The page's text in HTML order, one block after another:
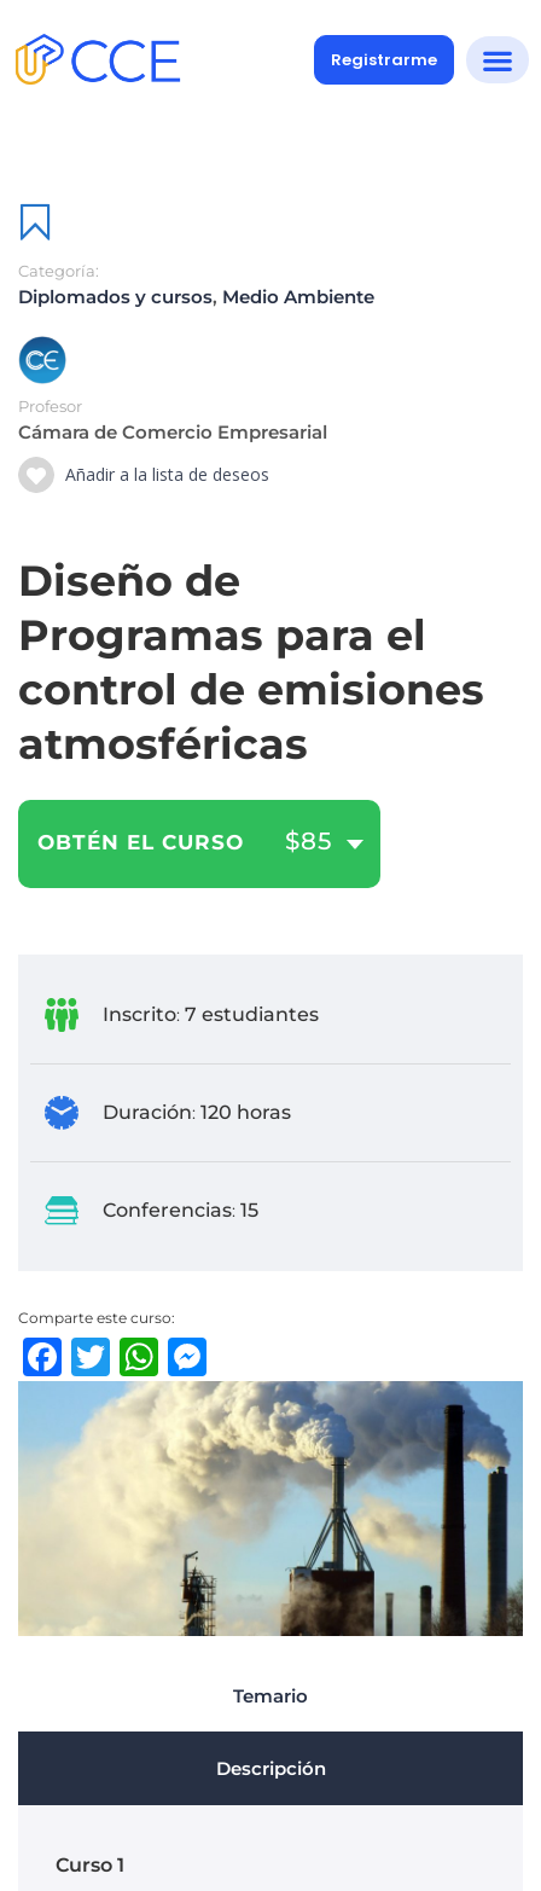
Registrarme
Categoría:
Diplomados y cursos, Medio Ambiente
Profesor
Cámara de Comercio Empresarial
Añadir a la lista de deseos
Diseño de
Programas para el
control de emisiones
atmosféricas
OBTÉN EL CURSO $85
Inscrito: 7 estudiantes
Duración: 120 horas
Conferencias: 15
Comparte este curso:
Facebook
TwitterWhatsApp
Temario
Descripción
Curso 1